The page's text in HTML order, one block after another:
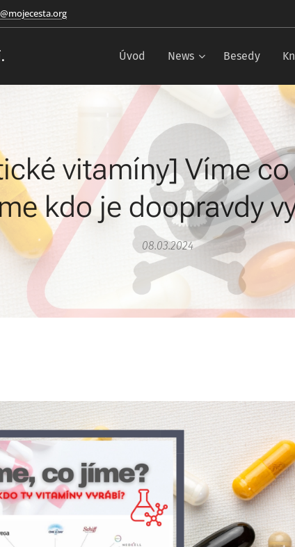
Úvod News Besedy
vitamíny] Víme
kdo je doopravdy
08.03.2024